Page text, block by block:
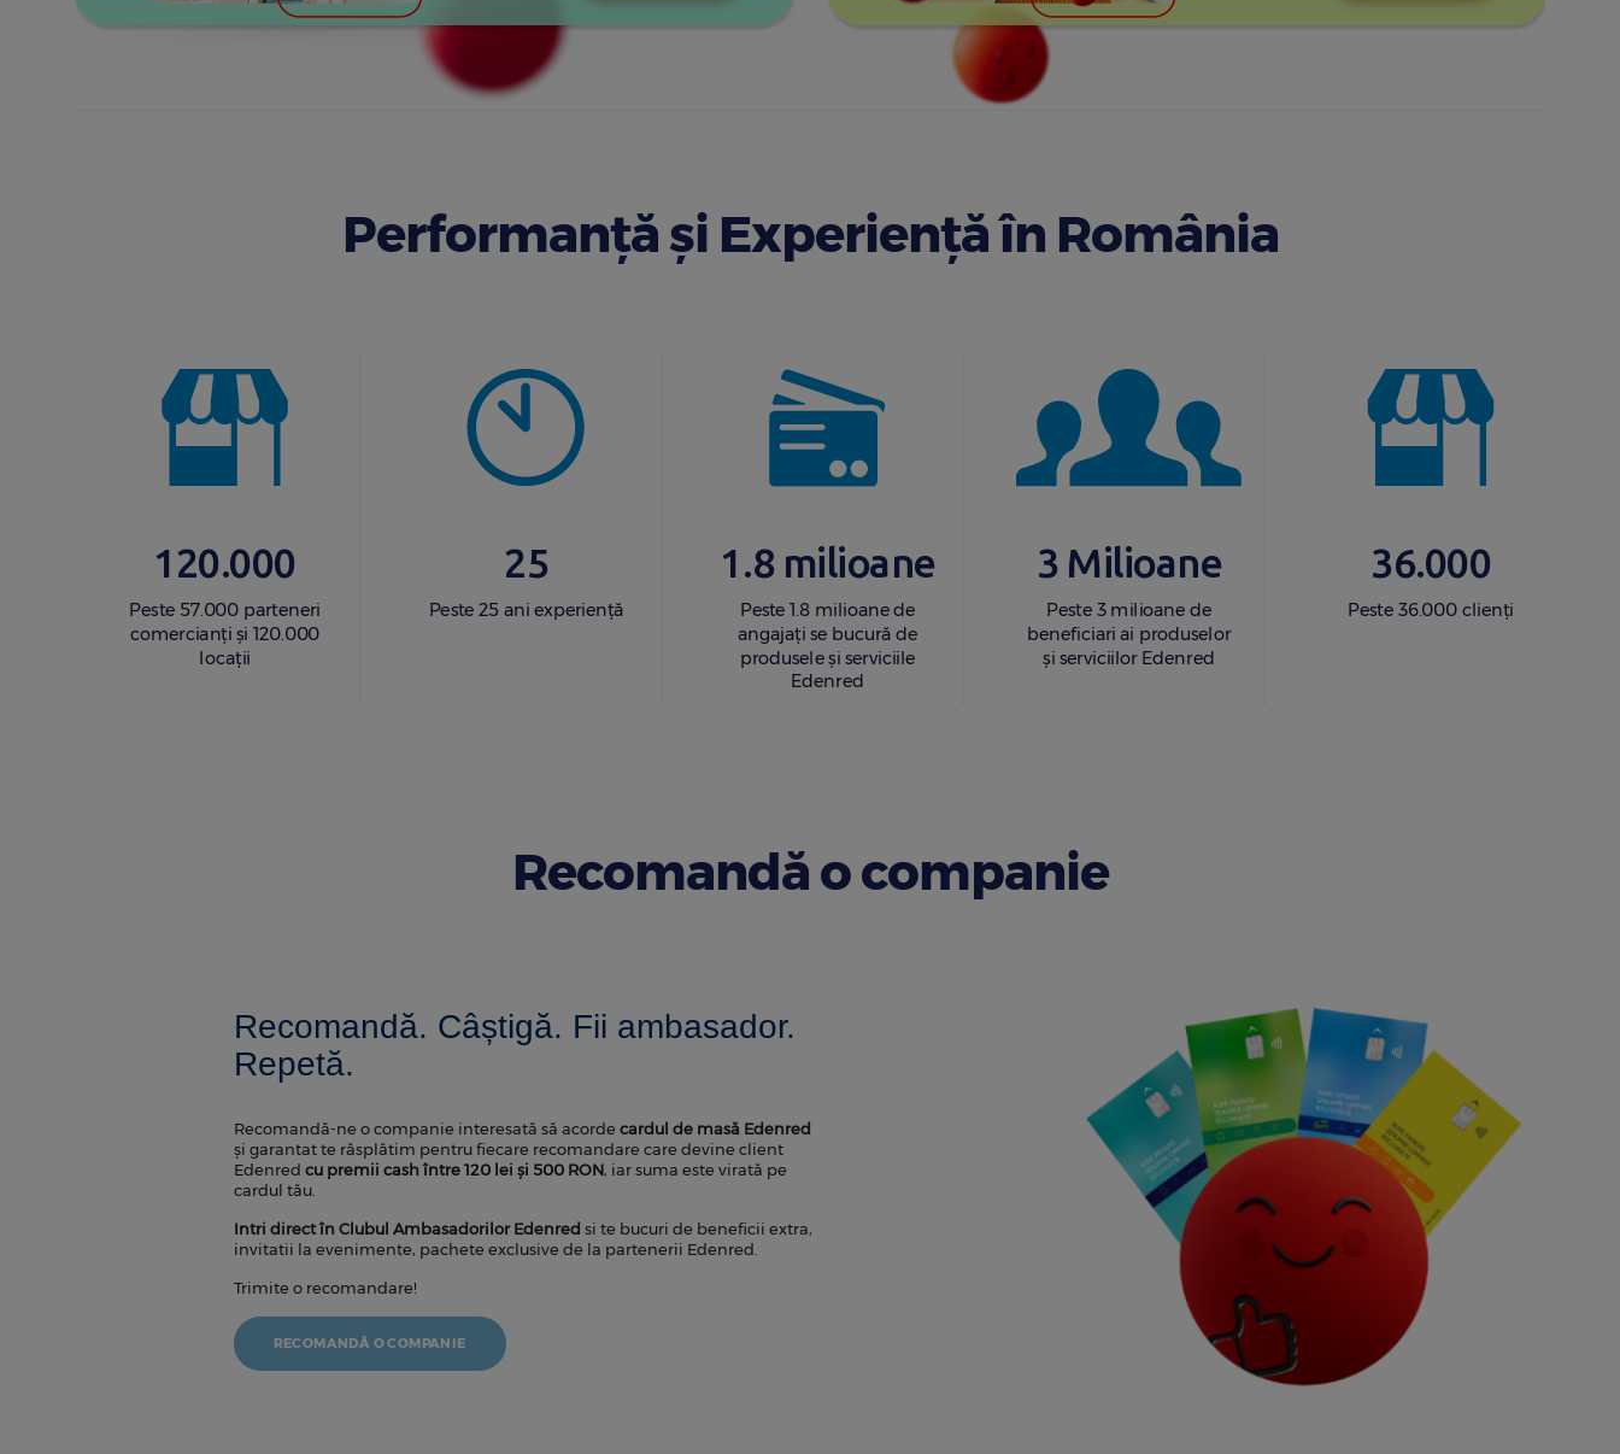
Performanță și Experiență în România
120.000
Peste 57.000 parteneri
comercianți și 120.000
locații
25
Peste 25 ani experiență
1.8 milioane
Peste 1.8 milioane de
angajați se bucură de
produsele și serviciile
Edenred
3 Milioane
Peste 3 milioane de
beneficiari ai produselor
și serviciilor Edenred
36.000
Peste 36.000 clienți
Recomandă o companie
Recomandă. Câștigă. Fii ambasador.
Repetă.
Recomandă-ne o companie interesată să acorde cardul de masă Edenred
și garantat te răsplătim pentru fiecare recomandare care devine client
Edenred cu premii cash între 120 lei și 500 RON, iar suma este virată pe
cardul tău.
Intri direct în Clubul Ambasadorilor Edenred si te bucuri de beneficii extra,
invitatii la evenimente, pachete exclusive de la partenerii Edenred.
Trimite o recomandare!
RECOMANDĂ O COMPANIE